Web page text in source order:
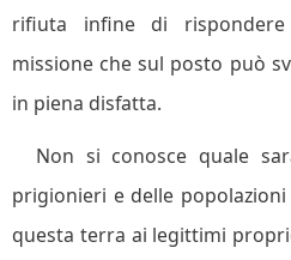
rifiuta infine di
missione che sul posto può
in piena disfatta.
Non si conosce quale
prigionieri e delle
questa terra ai legittimi